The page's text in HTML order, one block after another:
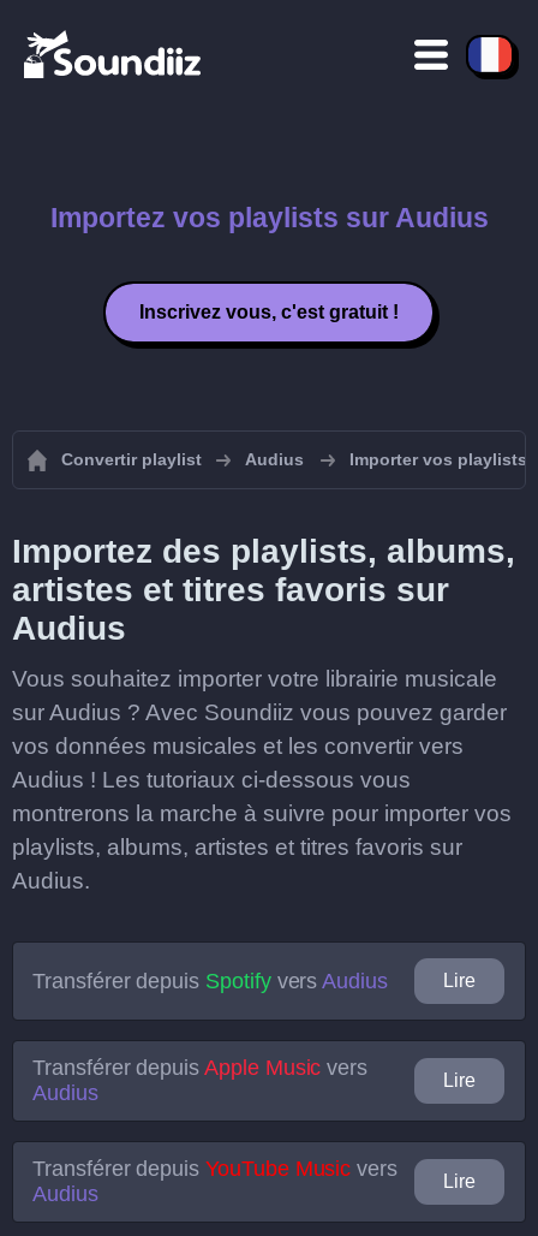
Importez vos playlists sur Audius
Inscrivez vous, c'est gratuit !
Convertir playlist Audius Importer vos playlists
Importez des playlists, albums,
artistes et titres favoris sur
Audius
Vous souhaitez importer votre librairie musicale
sur Audius ? Avec Soundiiz vous pouvez garder
vos données musicales et les convertir vers
Audius ! Les tutoriaux ci-dessous vous
montrerons la marche à suivre pour importer vos
playlists, albums, artistes et titres favoris sur
Audius.
Transférer depuis SpotifyversAudius Lire
Transférer depuisApple Music vers
Audius
Lire
Transférer depuisYouTube Music vers
Audius
Lire